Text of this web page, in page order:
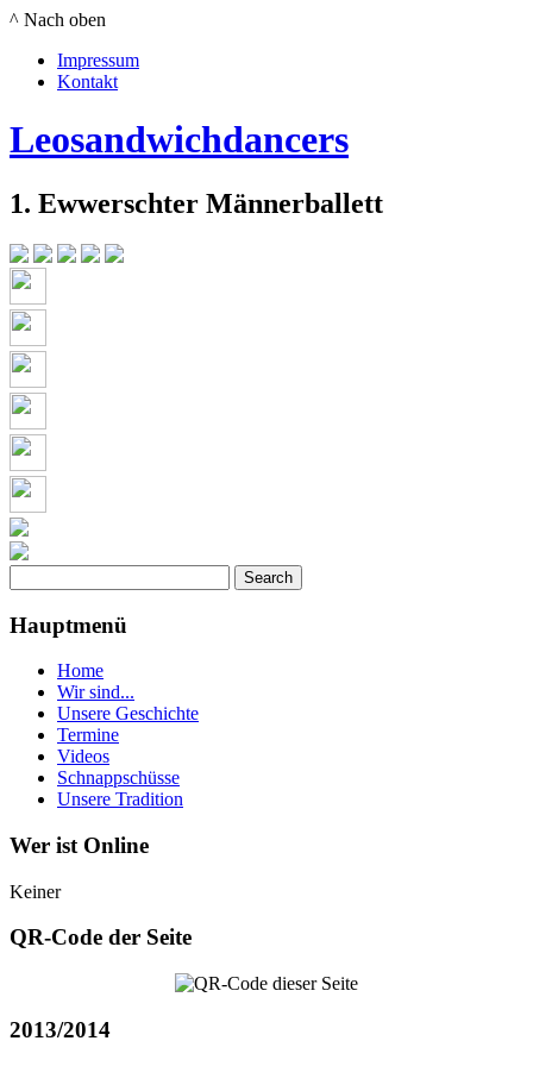
^ Nach oben
Impressum
Kontakt
Leosandwichdancers
1. Ewwerschter Männerballett
Hauptmenü
Home
Wir sind...
Unsere Geschichte
Termine
Videos
Schnappschüsse
Unsere Tradition
Wer ist Online
Keiner
QR-Code der Seite
2013/2014